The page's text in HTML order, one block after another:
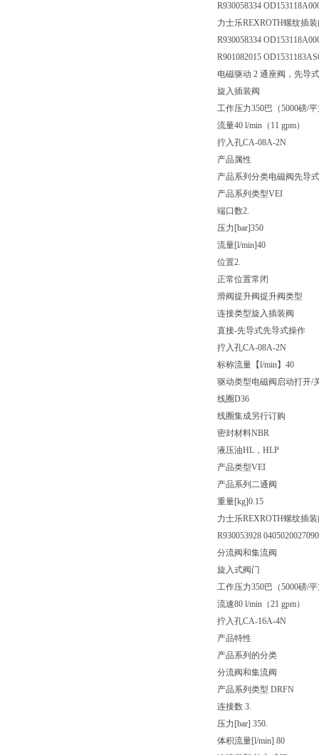
R930058334
力士乐REXROTH螺纹插
R930058334
R901082015
电磁驱动 2 通座阀，先导式
旋入插装阀
工作压力350巴（5000磅/
流量40 l/min（11 gpm）
拧入孔CA-08A-2N
产品属性
产品系列分类电磁阀先导
产品系列类型VEI
端口数2.
压力[bar]350
流量[l/min]40
位置2.
正常位置常闭
滑阀提升阀提升阀类型
连接类型旋入插装阀
直接-先导式先导式操作
拧入孔CA-08A-2N
标称流量【l/min】 40
驱动类型电磁阀启动打开/
线圈D36
线圈集成另行订购
密封材料NBR
液压油HL，HLP
产品类型VEI
产品系列 二通阀
重量[kg]0.15
力士乐REXROTH螺纹插
R930053928
分流阀和集流阀
旋入式阀门
工作压力350巴（5000磅/
流速80 l/min（21 gpm）
拧入孔CA-16A-4N
产品特性
产品系列的分类
分流阀和集流阀
产品系列类型 DRFN
连接数 3.
压力[bar] 350.
体积流量[l/min] 80